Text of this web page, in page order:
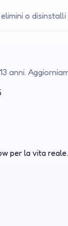
o
anni.
per la vita reale.